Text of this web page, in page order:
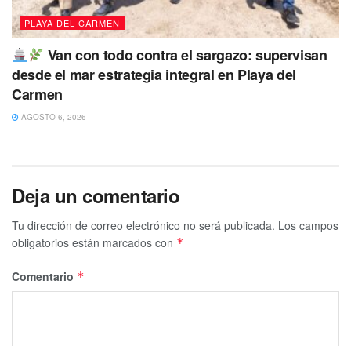
PLAYA DEL CARMEN
Van con todo contra el sargazo: supervisan
desde el mar estrategia integral en Playa del
Carmen
AGOSTO 6, 2026
Deja un comentario
Tu dirección de correo electrónico no será publicada. Los campos
obligatorios están marcados con *
Comentario *